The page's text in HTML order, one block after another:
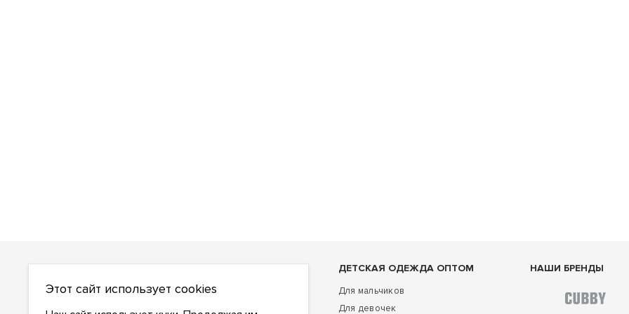
О НАС
О компании
Как сделать заказ
ДЕТСКАЯ ОДЕЖДА ОПТОМ
Для мальчиков
Для девочек
НАШИ БРЕНДЫ
Этот сайт использует cookies